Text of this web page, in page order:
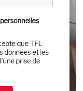
que TFL
données et les
prise de